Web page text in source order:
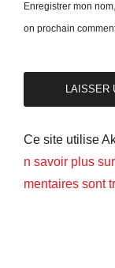
Enregistrer mon
on prochain
Ce site utilise
n savoir plus
mentaires sont